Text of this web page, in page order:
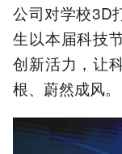
公司对学校3D
生以本届科技
创新活力，让
根、蔚然成风。